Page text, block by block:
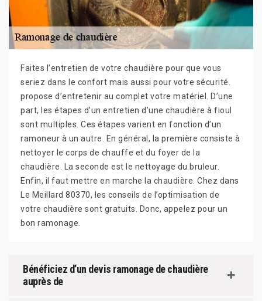
Faites l’entretien de votre chaudière pour que vous
seriez dans le confort mais aussi pour votre sécurité.
propose d’entretenir au complet votre matériel. D’une
part, les étapes d’un entretien d’une chaudière à fioul
sont multiples. Ces étapes varient en fonction d’un
ramoneur à un autre. En général, la première consiste à
nettoyer le corps de chauffe et du foyer de la
chaudière. La seconde est le nettoyage du bruleur.
Enfin, il faut mettre en marche la chaudière. Chez dans
Le Meillard 80370, les conseils de l’optimisation de
votre chaudière sont gratuits. Donc, appelez pour un
bon ramonage.
Bénéficiez d’un devis ramonage de chaudière
auprès de